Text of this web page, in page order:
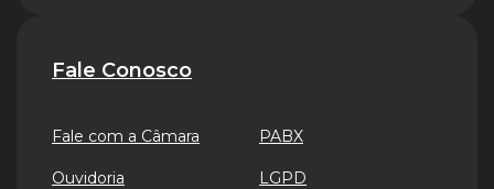
Fale Conosco
Fale com a Câmara
Ouvidoria
PABX
LGPD